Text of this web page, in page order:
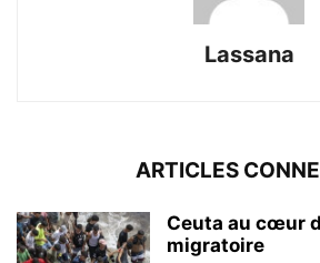
Lassana
ARTICLES
Ceuta au cœur
migratoire